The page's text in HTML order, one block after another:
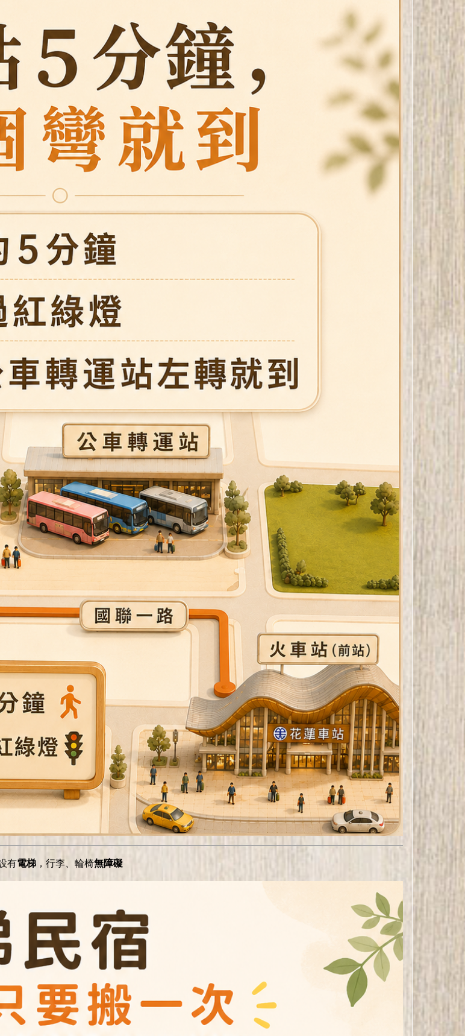
有電梯 ，行李、輪椅無障礙